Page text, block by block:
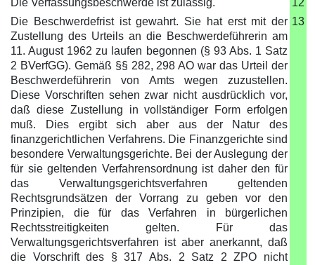
Die Verfassungsbeschwerde ist zulässig.
12
Die Beschwerdefrist ist gewahrt. Sie hat erst mit der
Zustellung des Urteils an die Beschwerdeführerin am
11. August 1962 zu laufen begonnen (§ 93 Abs. 1 Satz
2 BVerfGG). Gemäß §§ 282, 298 AO war das Urteil der
Beschwerdeführerin von Amts wegen zuzustellen.
Diese Vorschriften sehen zwar nicht ausdrücklich vor,
daß diese Zustellung in vollständiger Form erfolgen
muß. Dies ergibt sich aber aus der Natur des
finanzgerichtlichen Verfahrens. Die Finanzgerichte sind
besondere Verwaltungsgerichte. Bei der Auslegung der
für sie geltenden Verfahrensordnung ist daher den für
das Verwaltungsgerichtsverfahren geltenden
Rechtsgrundsätzen der Vorrang zu geben vor den
Prinzipien, die für das Verfahren in bürgerlichen
Rechtsstreitigkeiten gelten. Für das
Verwaltungsgerichtsverfahren ist aber anerkannt, daß
die Vorschrift des § 317 Abs. 2 Satz 2 ZPO nicht
13